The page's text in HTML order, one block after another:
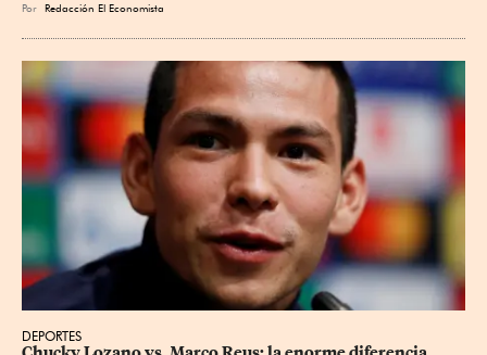
Por Redacción El Economista
DEPORTES